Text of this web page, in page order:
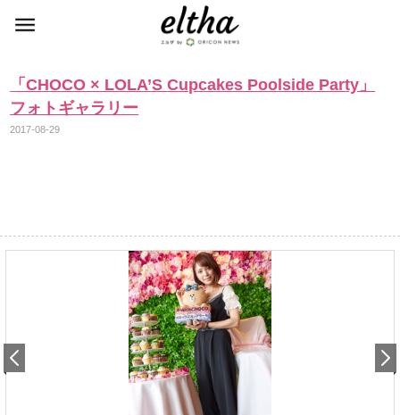
「CHOCO × LOLA’S Cupcakes Poolside Party」
フォトギャラリー
2017-08-29